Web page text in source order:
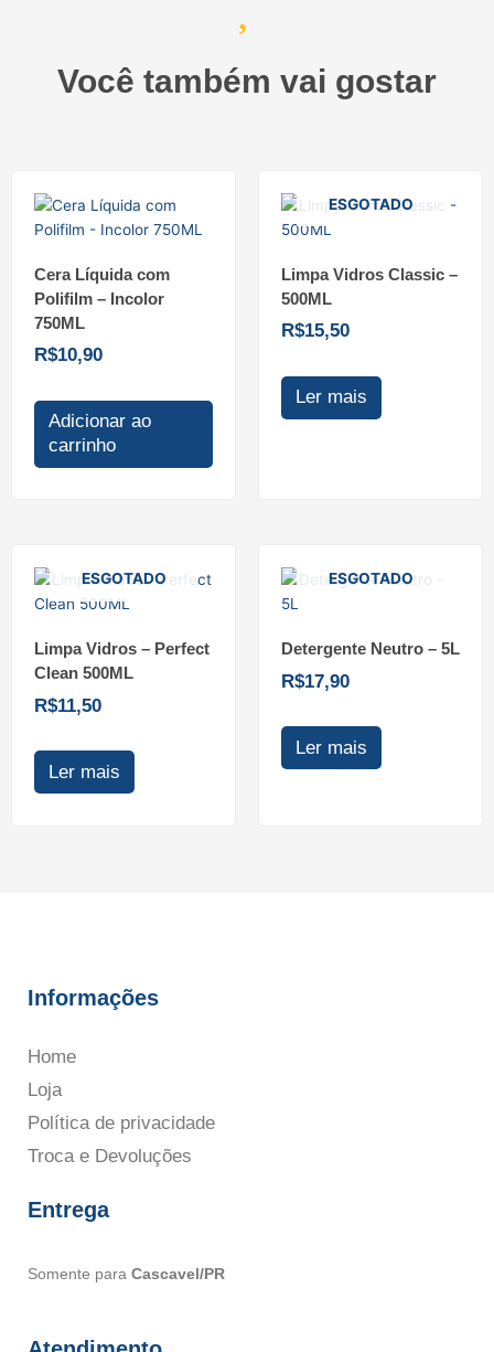
Você também vai gostar
Cera Líquida com
Polifilm – Incolor
750ML
R$10,90
Adicionar ao
carrinho
ESGOTADO
Limpa Vidros Classic –
500ML
R$15,50
Ler mais
ESGOTADO
Limpa Vidros – Perfect
Clean 500ML
R$11,50
Ler mais
ESGOTADO
Detergente Neutro – 5L
R$17,90
Ler mais
Informações
Home
Loja
Política de privacidade
Troca e Devoluções
Entrega
Somente para Cascavel/PR